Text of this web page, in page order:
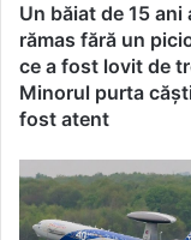
Un băiat de 15 ani
rămas fără un
ce a fost lovit de
Minorul purta
fost atent